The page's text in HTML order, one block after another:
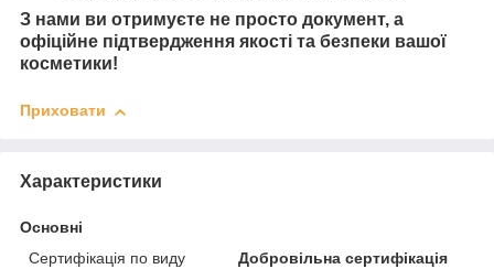
З нами ви отримуєте не просто документ, а
офіційне підтвердження якості та безпеки вашої
косметики!
Приховати
Характеристики
Основні
Сертифікація по виду
Добровільна сертифікація